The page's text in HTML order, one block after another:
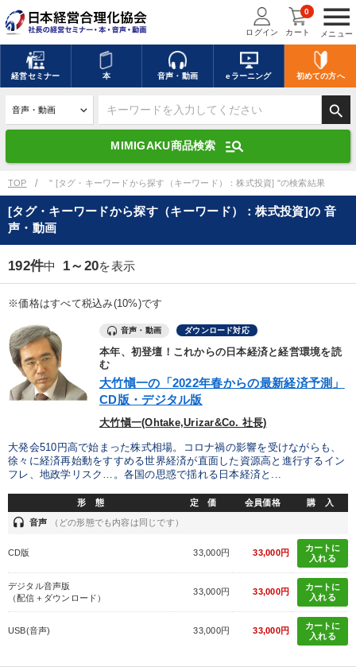
menu
メニュー
ログイン カート
0
経営セミナー 本 音声・動画 eラーニング 初めての方へ
search
MIMIGAKU商品検索 manage_search
キーワードを入力して探す
デジタル版対応のみ検索結果に表示する
search 上記の条件で検索
mic 講演収録物を探す
全国経営者セミナー講演収録物（全1315タイトル）からお探しいただけ
ます
優秀各社の智恵と戦略
若手異才経営者の発想 専門家のアドバイス
テーマ
「利上げ時代の最新・銀行対策」＋「不動産市況予測」＋「市場
組織と人を動かすマネジメント力を磨く
大竹愼一書籍 井上和弘の財務力UP
TOP " [タグ・キーワードから探す（キーワード）：株式投資] "の検索結果
[タグ・キーワードから探す（キーワード）：株式投資]の 音
声・動画
192件中 1～20を表示
※価格はすべて税込み(10%)です
音声・動画 ダウンロード対応
本年、初登壇！これからの日本経済と経営環境を読
む
大竹愼一の「2022年春からの最新経済予測」
CD版・デジタル版
大竹愼一(Ohtake,Urizar&Co. 社長)
大発会510円高で始まった株式相場。コロナ禍の影響を受けながらも、
徐々に経済再始動をすすめる世界経済が直面した資源高と進行するイン
フレ、地政学リスク…。各国の思惑で揺れる日本経済と...
形 態 定 価 会員価格 購 入
headset 音声 （どの形態でも内容は同じです）
CD版 33,000円 33,000円
カートに
入れる
デジタル音声版
（配信＋ダウンロード）
33,000円 33,000円
カートに
入れる
USB(音声) 33,000円 33,000円
カートに
入れる